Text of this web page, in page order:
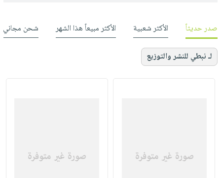
صدر حديثاً الأكثر شعبية الأكثر مبيعاً هذا الشهر شحن مجاني
لـ نبطي للنشر والتوزيع